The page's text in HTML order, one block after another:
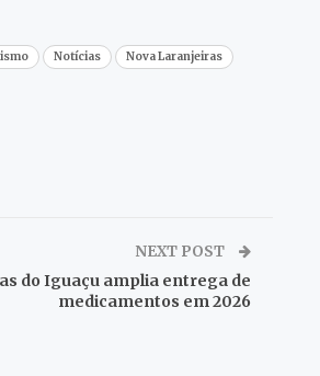
Notícias Nova Laranjeiras
NEXT POST
do Iguaçu amplia entrega de
medicamentos em 2026